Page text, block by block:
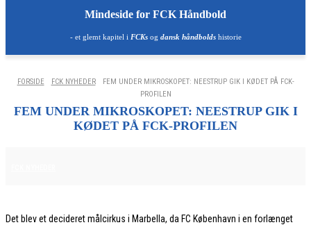
Mindeside for FCK Håndbold
- et glemt kapitel i FCKsog dansk håndboldshistorie
FORSIDE FCK NYHEDER
FEM UNDER MIKROSKOPET: NEESTRUP GIK I KØDET PÅ FCK-
PROFILEN
FEM UNDER MIKROSKOPET: NEESTRUP GIK I
KØDET PÅ FCK-PROFILEN
Det blev et decideret målcirkus i Marbella, da FC København i en forlænget